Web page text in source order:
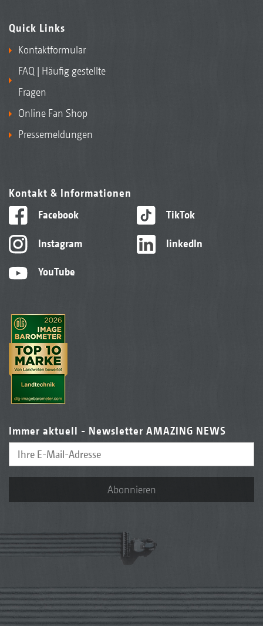
Quick Links
Kontaktformular
FAQ | Häufig gestellte
Fragen
Online Fan Shop
Pressemeldungen
Kontakt & Informationen
Facebook
Instagram
YouTube
TikTok
linkedIn
Immer aktuell - Newsletter AMAZING NEWS
Abonnieren